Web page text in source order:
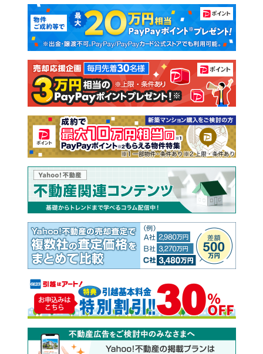
新築マンション 中古マンション
新築一戸建て 中古一戸建て
注文住宅 土地
売却査定
マンションカタログ 教えて！住まいの先生